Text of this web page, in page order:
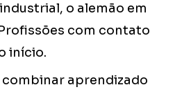
o alemão em
com contato
início.
aprendizado